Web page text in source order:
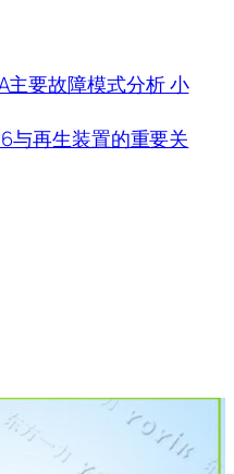
主要故障模式分析 小
与再生装置的重要关